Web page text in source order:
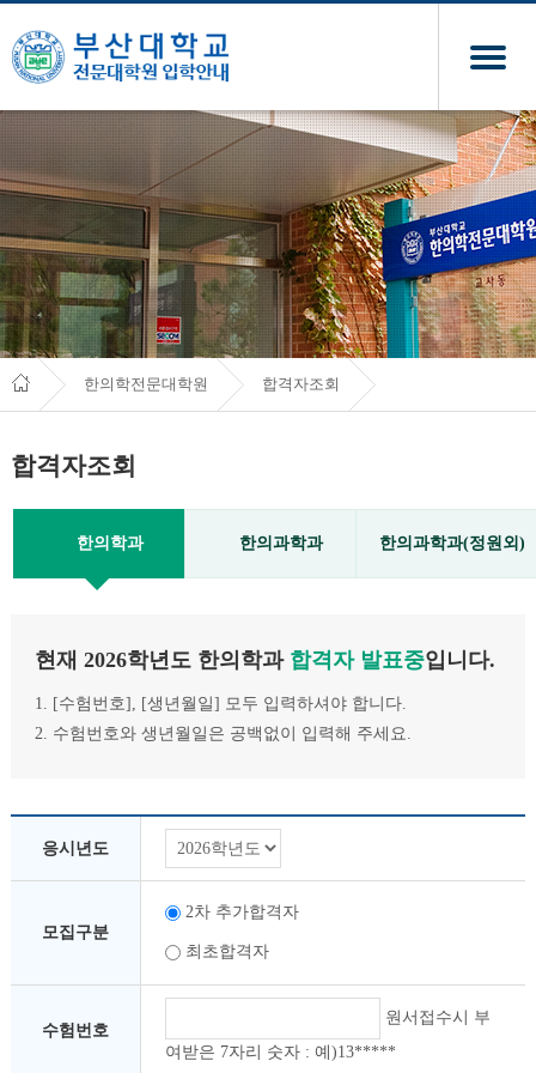
한의학전문대학원 합격자조회
합격자조회
한의학과 한의과학과 한의과학과(정원외)
현재 2026학년도 한의학과 합격자 발표중입니다.
1. [수험번호], [생년월일] 모두 입력하셔야 합니다.
2. 수험번호와 생년월일은 공백없이 입력해 주세요.
응시년도
모집구분
2차 추가합격자
최초합격자
수험번호
원서접수시 부
여받은 7자리 숫자 : 예)13*****